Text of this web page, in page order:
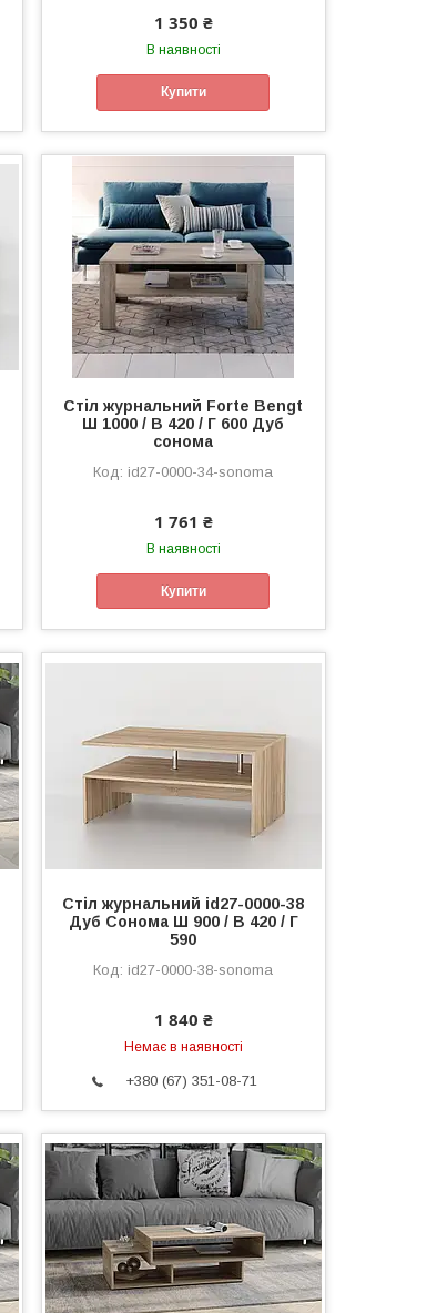
1 350 ₴
В наявності
Купити
Стіл журнальний Forte Bengt
Ш 1000 / В 420 / Г 600 Дуб
сонома
id27-0000-34-sonoma
1 761 ₴
В наявності
Купити
Стіл журнальний id27-0000-38
Дуб Сонома Ш 900 / В 420 / Г
590
id27-0000-38-sonoma
1 840 ₴
Немає в наявності
+380 (67) 351-08-71